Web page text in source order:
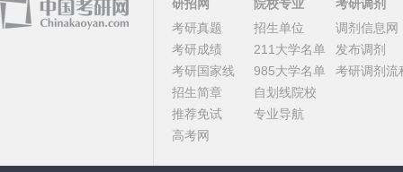
研招网
考研真题
考研成绩
考研国家线
招生简章
推荐免试
高考网
院校专业
招生单位
211大学名单
985大学名单
自划线院校
专业导航
考研调剂
调剂信息网
发布调剂
考研调剂流